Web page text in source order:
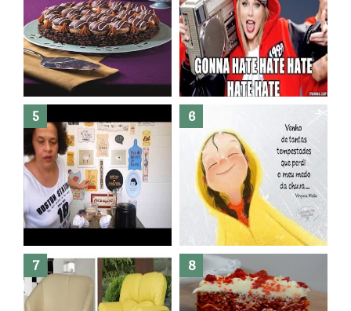
Banheiro novo por menos de
R$300,00 ?? E sem quebra
quebra ??( Editado)
Posso congelar bolo ??
Dez bolos pra fazer antes de
morrer !
Haters, como surgiram?